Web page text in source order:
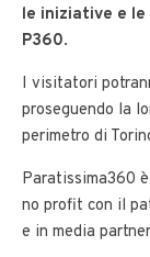
le iniziative e
P360.
I visitatori
proseguendo la
perimetro di
Paratissima360
no profit con il
e in media